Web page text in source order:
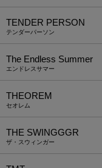
TENDER PERSON
テンダーパーソン
The Endless Summer
エンドレスサマー
THEOREM
セオレム
THE SWINGGGR
ザ・スウィンガー